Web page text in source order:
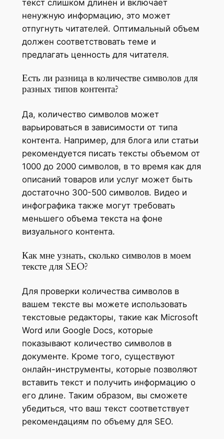
текст слишком длинен и включает
ненужную информацию, это может
отпугнуть читателей. Оптимальный объем
должен соответствовать теме и
предлагать ценность для читателя.
Есть ли разница в количестве символов для
разных типов контента?
Да, количество символов может
варьироваться в зависимости от типа
контента. Например, для блога или статьи
рекомендуется писать тексты объемом от
1000 до 2000 символов, в то время как для
описаний товаров или услуг может быть
достаточно 300-500 символов. Видео и
инфографика также могут требовать
меньшего объема текста на фоне
визуального контента.
Как мне узнать, сколько символов в моем
тексте для SEO?
Для проверки количества символов в
вашем тексте вы можете использовать
текстовые редакторы, такие как Microsoft
Word или Google Docs, которые
показывают количество символов в
документе. Кроме того, существуют
онлайн-инструменты, которые позволяют
вставить текст и получить информацию о
его длине. Таким образом, вы сможете
убедиться, что ваш текст соответствует
рекомендациям по объему для SEO.